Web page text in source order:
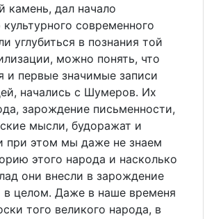
камень, дал начало
современного
углубиться в познания той
можно понять, что
и первые значимые записи
начались с Шумеров. Их
зарождение письменности,
мысли, будоражат и
при этом мы даже не знаем
этого народа и насколько
они внесли в зарождение
в целом. Даже в наше временя
того великого народа, в